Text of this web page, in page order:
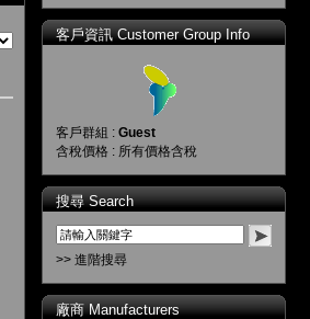
客戶資訊 Customer Group Info
客戶群組 : Guest
含稅價格 : 所有價格含稅
搜尋 Search
>> 進階搜尋
廠商 Manufacturers